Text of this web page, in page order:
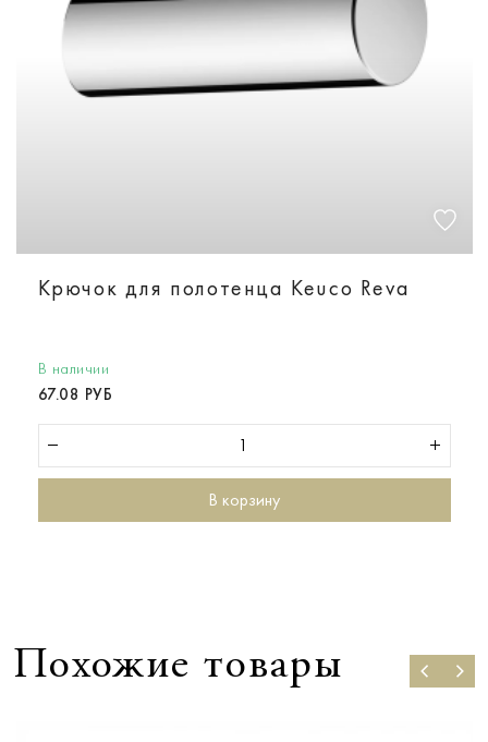
Крючок для полотенца Keuco Reva
В наличии
67.08 РУБ
В корзину
Похожие товары